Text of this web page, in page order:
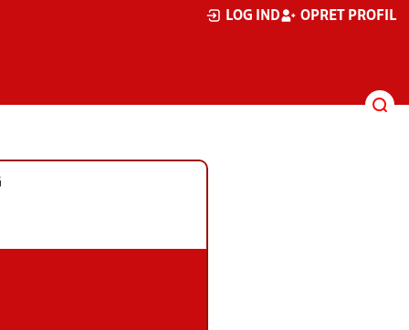
LOG IND OPRET PROFIL